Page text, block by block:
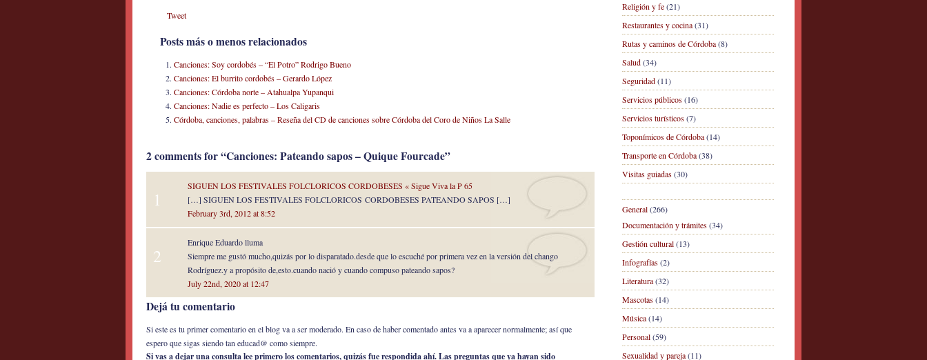
Religión y fe(21)
Restaurantes y cocina(31)
Rutas y caminos de Córdoba(8)
Salud(34)
Seguridad(11)
Servicios públicos(16)
Servicios turísticos(7)
Toponímicos de Córdoba(14)
Transporte en Córdoba(38)
Visitas guiadas(30)
General(266)
Documentación y trámites(34)
Gestión cultural(13)
Infografías(2)
Literatura(32)
Mascotas(14)
Música(14)
Personal(59)
Sexualidad y pareja(11)
Tweet
Posts más o menos relacionados
Canciones: Soy cordobés – “El Potro” Rodrigo Bueno
Canciones: El burrito cordobés – Gerardo López
Canciones: Córdoba norte – Atahualpa Yupanqui
Canciones: Nadie es perfecto – Los Caligaris
Córdoba, canciones, palabras – Reseña del CD de canciones sobre Córdoba del Coro de Niños La Salle
2 comments for “Canciones: Pateando sapos – Quique Fourcade”
1
SIGUEN LOS FESTIVALES FOLCLORICOS CORDOBESES « Sigue Viva la P 65
[…] SIGUEN LOS FESTIVALES FOLCLORICOS CORDOBESES PATEANDO SAPOS […]
February 3rd, 2012 at 8:52
2
Enrique Eduardo lluma
Siempre me gustó mucho,quizás por lo disparatado.desde que lo escuché por primera vez en la versión del chango
Rodríguez.y a propósito de,esto.cuando nació y cuando compuso pateando sapos?
July 22nd, 2020 at 12:47
Dejá tu comentario
Si este es tu primer comentario en el blog va a ser moderado. En caso de haber comentado antes va a aparecer normalmente; así que
espero que sigas siendo tan educad@ como siempre.
Si vas a dejar una consulta lee primero los comentarios, quizás fue respondida ahí. Las preguntas que ya hayan sido